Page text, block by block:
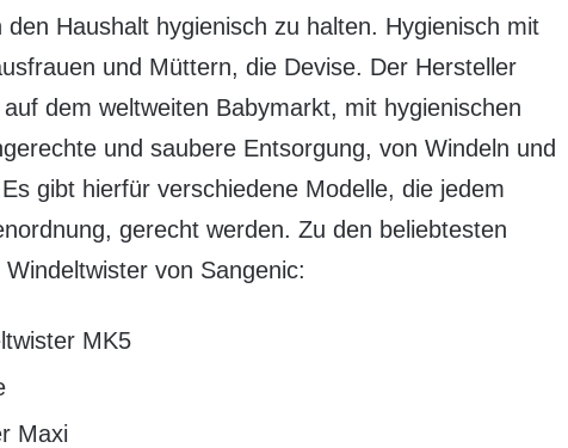
Haushalt hygienisch zu halten. Hygienisch mit
und Müttern, die Devise. Der Hersteller
dem weltweiten Babymarkt, mit hygienischen
und saubere Entsorgung, von Windeln und
gibt hierfür verschiedene Modelle, die jedem
gerecht werden. Zu den beliebtesten
von Sangenic:
MK5
Maxi